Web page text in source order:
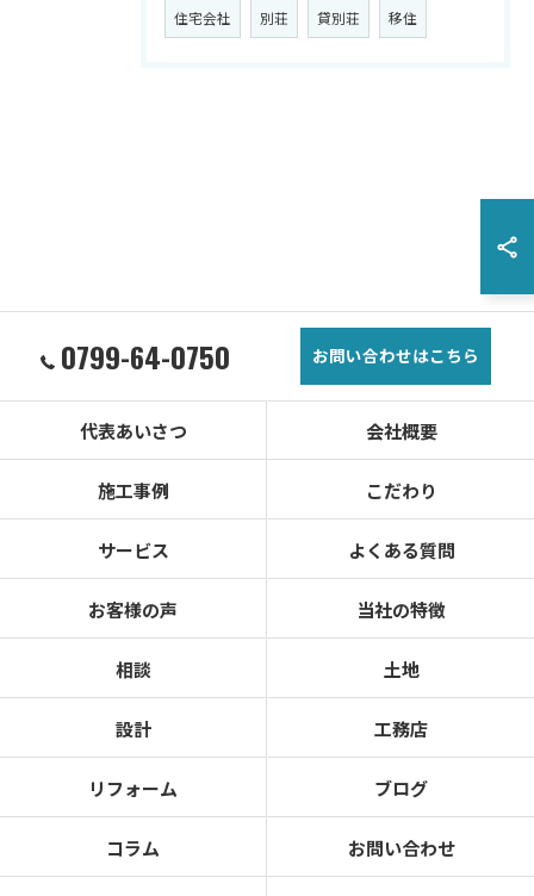
住宅会社 別荘 貸別荘 移住
0799-64-0750 お問い合わせはこちら
代表あいさつ 会社概要
施工事例 こだわり
サービス よくある質問
お客様の声 当社の特徴
相談 土地
設計 工務店
リフォーム ブログ
コラム お問い合わせ